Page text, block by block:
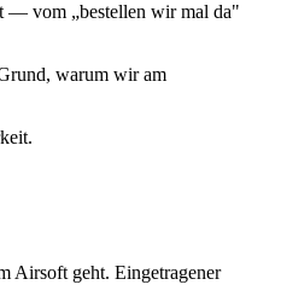
— vom „bestellen wir mal da"
warum wir am
Airsoft geht. Eingetragener